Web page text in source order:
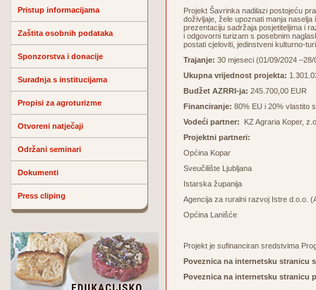
Pristup informacijama
Zaštita osobnih podataka
Sponzorstva i donacije
Suradnja s institucijama
Propisi za agroturizme
Otvoreni natječaji
Održani seminari
Dokumenti
Press cliping
Projekt Šavrinka nadilazi postojeću
doživljaje, žele upoznati manja
prezentaciju sadržaja posjetiteljima i
i odgovorni turizam s posebnim
postati cjeloviti, jedinstveni kulturno-
Trajanje: 30 mjeseci (01/09/2024 –28/
Ukupna vrijednost projekta:
Budžet AZRRI-ja: 245.700,00 EUR
Financiranje: 80% EU i 20% vlastito
Vodeći partner:
KZ Agraria Koper,
Projektni partneri:
Općina Kopar
Sveučilište Ljubljana
Istarska županija
Agencija za ruralni razvoj Istre d.o.o.
Općina Lanišće
Projekt je sufinanciran sredstvima
Poveznica na internetsku stranicu
Poveznica na internetsku stranicu